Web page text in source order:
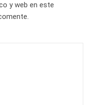
y web en este